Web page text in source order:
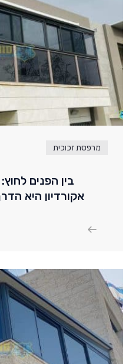
מרפסת זכוכית
בין הפנים
אקורדיון היא